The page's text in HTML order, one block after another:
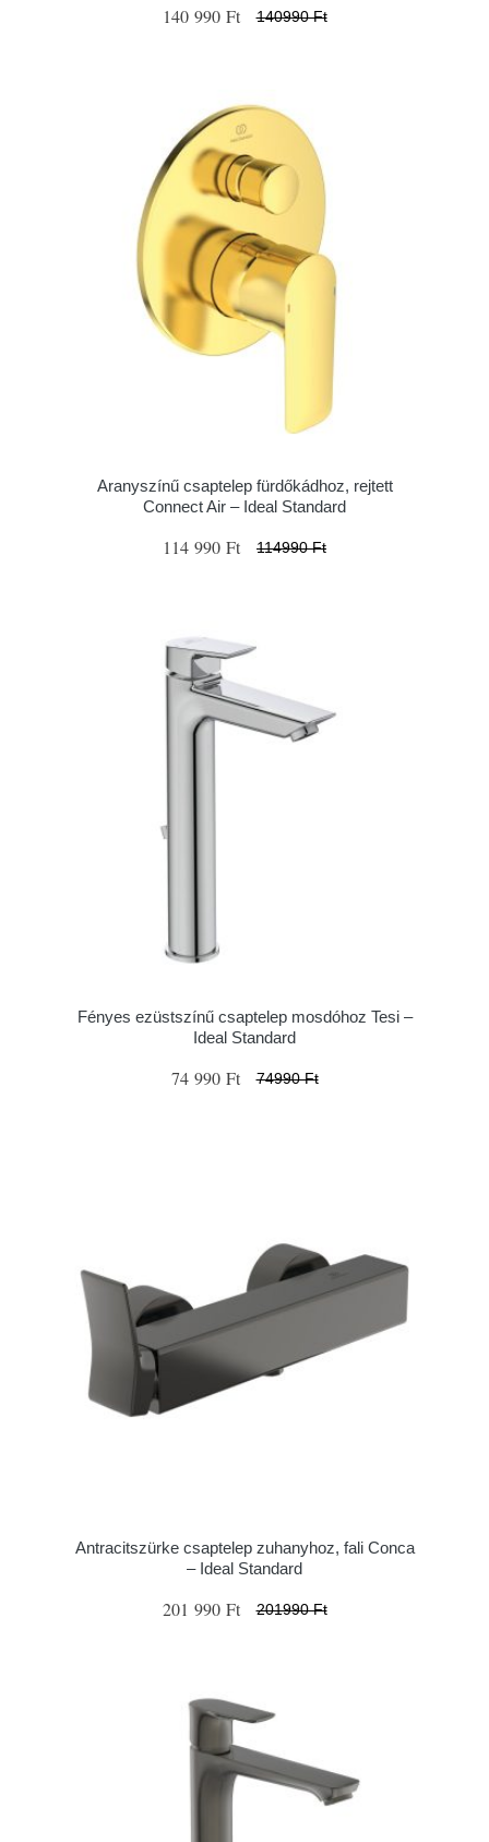
140 990 Ft 140990 Ft
Aranyszínű csaptelep fürdőkádhoz, rejtett
Connect Air – Ideal Standard
114 990 Ft 114990 Ft
Fényes ezüstszínű csaptelep mosdóhoz Tesi –
Ideal Standard
74 990 Ft 74990 Ft
Antracitszürke csaptelep zuhanyhoz, fali Conca
– Ideal Standard
201 990 Ft 201990 Ft